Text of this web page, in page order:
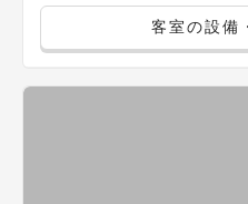
客室の設備